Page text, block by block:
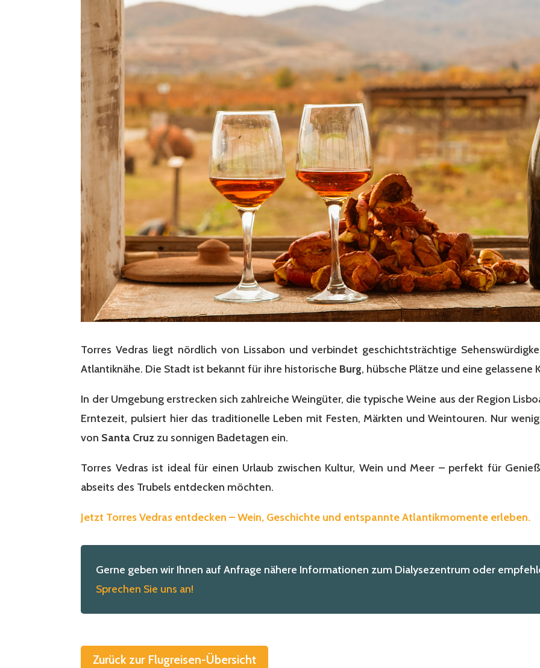
Torres Vedras liegt nördlich von Lissabon und verbindet geschichtsträchtige
Atlantiknähe. Die Stadt ist bekannt für ihre historische Burg, hübsche Plätze und eine
In der Umgebung erstrecken sich zahlreiche Weingüter, die typische Weine aus der Region
Erntezeit, pulsiert hier das traditionelle Leben mit Festen, Märkten und Weintouren. Nur
von Santa Cruz zu sonnigen Badetagen ein.
Torres Vedras ist ideal für einen Urlaub zwischen Kultur, Wein und Meer – perfekt für
abseits des Trubels entdecken möchten.
Jetzt Torres Vedras entdecken – Wein, Geschichte und entspannte Atlantikmomente erleben.
Gerne geben wir Ihnen auf Anfrage nähere Informationen zum Dialysezentrum oder
Sprechen Sie uns an!
Zurück zur Flugreisen-Übersicht